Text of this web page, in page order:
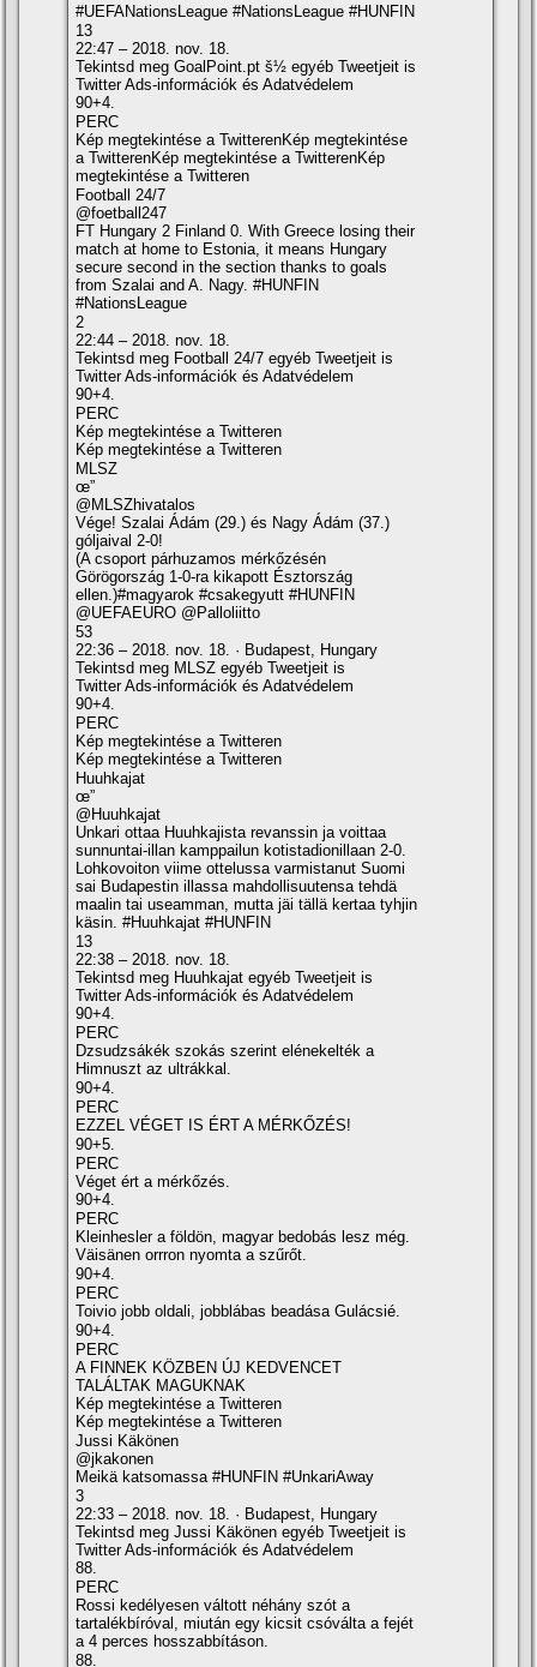
#UEFANationsLeague #NationsLeague #HUNFIN
13
22:47 – 2018. nov. 18.
Tekintsd meg GoalPoint.pt š½ egyéb Tweetjeit is
Twitter Ads-információk és Adatvédelem
90+4.
PERC
Kép megtekintése a TwitterenKép megtekintése
a TwitterenKép megtekintése a TwitterenKép
megtekintése a Twitteren
Football 24/7
@foetball247
FT Hungary 2 Finland 0. With Greece losing their
match at home to Estonia, it means Hungary
secure second in the section thanks to goals
from Szalai and A. Nagy. #HUNFIN
#NationsLeague
2
22:44 – 2018. nov. 18.
Tekintsd meg Football 24/7 egyéb Tweetjeit is
Twitter Ads-információk és Adatvédelem
90+4.
PERC
Kép megtekintése a Twitteren
Kép megtekintése a Twitteren
MLSZ
œ”
@MLSZhivatalos
Vége! Szalai Ádám (29.) és Nagy Ádám (37.)
góljaival 2-0!
(A csoport párhuzamos mérkőzésén
Görögország 1-0-ra kikapott Észtország
ellen.)#magyarok #csakegyutt #HUNFIN
@UEFAEURO @Palloliitto
53
22:36 – 2018. nov. 18. · Budapest, Hungary
Tekintsd meg MLSZ egyéb Tweetjeit is
Twitter Ads-információk és Adatvédelem
90+4.
PERC
Kép megtekintése a Twitteren
Kép megtekintése a Twitteren
Huuhkajat
œ”
@Huuhkajat
Unkari ottaa Huuhkajista revanssin ja voittaa
sunnuntai-illan kamppailun kotistadionillaan 2-0.
Lohkovoiton viime ottelussa varmistanut Suomi
sai Budapestin illassa mahdollisuutensa tehdä
maalin tai useamman, mutta jäi tällä kertaa tyhjin
käsin. #Huuhkajat #HUNFIN
13
22:38 – 2018. nov. 18.
Tekintsd meg Huuhkajat egyéb Tweetjeit is
Twitter Ads-információk és Adatvédelem
90+4.
PERC
Dzsudzsákék szokás szerint elénekelték a
Himnuszt az ultrákkal.
90+4.
PERC
EZZEL VÉGET IS ÉRT A MÉRKŐZÉS!
90+5.
PERC
Véget ért a mérkőzés.
90+4.
PERC
Kleinhesler a földön, magyar bedobás lesz még.
Väisänen orrron nyomta a szűrőt.
90+4.
PERC
Toivio jobb oldali, jobblábas beadása Gulácsié.
90+4.
PERC
A FINNEK KÖZBEN ÚJ KEDVENCET
TALÁLTAK MAGUKNAK
Kép megtekintése a Twitteren
Kép megtekintése a Twitteren
Jussi Käkönen
@jkakonen
Meikä katsomassa #HUNFIN #UnkariAway
3
22:33 – 2018. nov. 18. · Budapest, Hungary
Tekintsd meg Jussi Käkönen egyéb Tweetjeit is
Twitter Ads-információk és Adatvédelem
88.
PERC
Rossi kedélyesen váltott néhány szót a
tartalékbí­róval, miután egy kicsit csóválta a fejét
a 4 perces hosszabbí­táson.
88.